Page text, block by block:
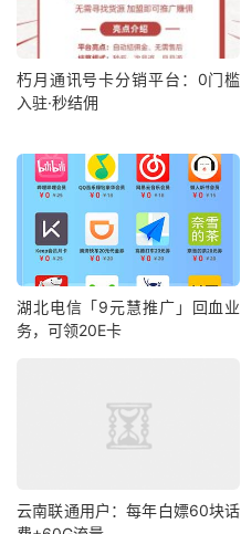
朽月通讯号卡分销平台：0门槛
入驻·秒结佣
湖北电信「9元慧推广」回血业
务，可领20E卡
云南联通用户：每年白嫖60块话